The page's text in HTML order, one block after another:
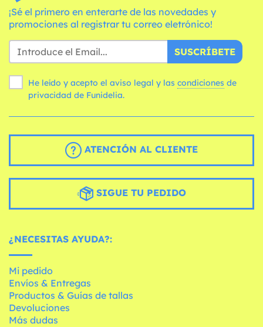
¡Sé el primero en enterarte de las novedades y
promociones al registrar tu correo eletrónico!
SUSCRÍBETE
He leído y acepto el aviso legal y las condiciones
privacidad de Funidelia.
ATENCIÓN AL CLIENTE
SIGUE TU PEDIDO
¿NECESITAS AYUDA?:
Mi pedido
Envíos & Entregas
Productos & Guías de tallas
Devoluciones
Más dudas